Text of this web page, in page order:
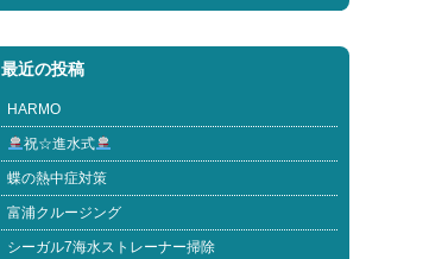
最近の投稿
HARMO
祝☆進水式
蝶の熱中症対策
富浦クルージング
シーガル7海水ストレーナー掃除